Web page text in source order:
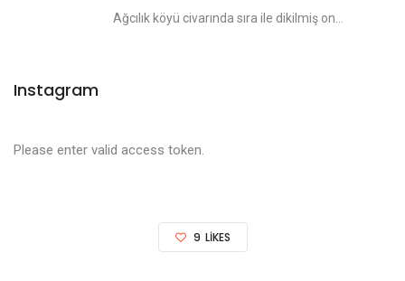
Ağcılık köyü civarında sıra ile dikilmiş on...
Instagram
Please enter valid access token.
9 LIKES